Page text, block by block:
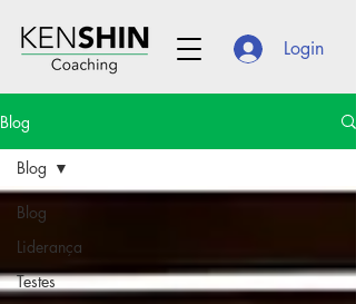
Login
Blog
Blog
Liderança
Testes
Blog